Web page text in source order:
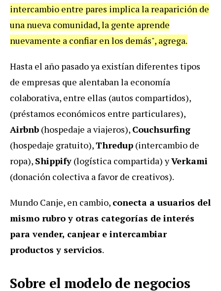
intercambio entre pares implica la reaparición de
una nueva comunidad, la gente aprende
nuevamente a confiar en los demás", agrega.
Hasta el año pasado ya existían diferentes tipos
de empresas que alentaban la economía
colaborativa, entre ellas (autos compartidos),
(préstamos económicos entre particulares),
Airbnb (hospedaje a viajeros), Couchsurfing
(hospedaje gratuito),Thredup (intercambio de
ropa), Shippify (logística compartida) yVerkami
(donación colectiva a favor de creativos).
Mundo Canje, en cambio, conecta a usuarios del
mismo rubro y otras categorías de interés
para vender, canjear e intercambiar
productos y servicios.
Sobre el modelo de negocios